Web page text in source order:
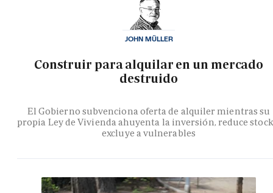
Construir para alquilar en un mercado
destruido
El Gobierno subvenciona oferta de alquiler mientras su
propia Ley de Vivienda ahuyenta la inversión, reduce
excluye a vulnerables
JOHN MÜLLER